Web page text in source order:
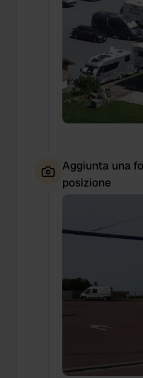
Aggiunta una
posizione